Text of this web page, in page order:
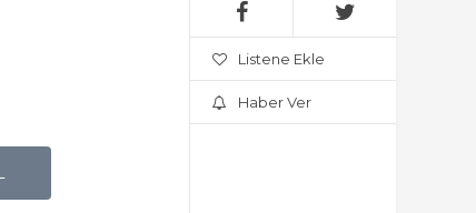
Listene Ekle
Haber Ver